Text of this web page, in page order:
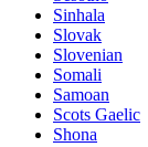
Sinhala
Slovak
Slovenian
Somali
Samoan
Scots Gaelic
Shona